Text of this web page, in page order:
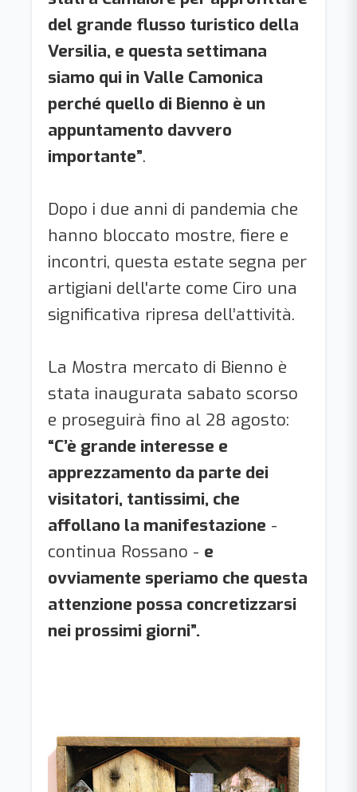
del grande flusso turistico della
Versilia, e questa settimana
siamo qui in Valle Camonica
perché quello di Bienno è un
appuntamento davvero
importante”.
Dopo i due anni di pandemia che
hanno bloccato mostre, fiere e
incontri, questa estate segna per
artigiani dell'arte come Ciro una
significativa ripresa dell’attività.
La Mostra mercato di Bienno è
stata inaugurata sabato scorso
e proseguirà fino al 28 agosto:
“C’è grande interesse e
apprezzamento da parte dei
visitatori, tantissimi, che
affollano la manifestazione -
continua Rossano - e
ovviamente speriamo che questa
attenzione possa concretizzarsi
nei prossimi giorni”.